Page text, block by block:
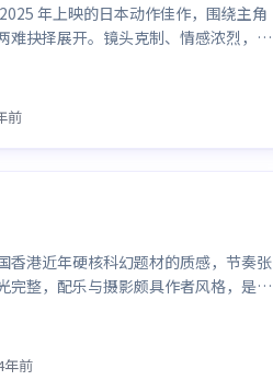
年上映的日本动作佳作，围绕主角
难抉择展开。镜头克制、情感浓烈，伏
出人意料，是同类题材中口碑回潮的一
前
香港近年硬核科幻题材的质感，节奏张
完整，配乐与摄影颇具作者风格，是一
诚意之作。
年前